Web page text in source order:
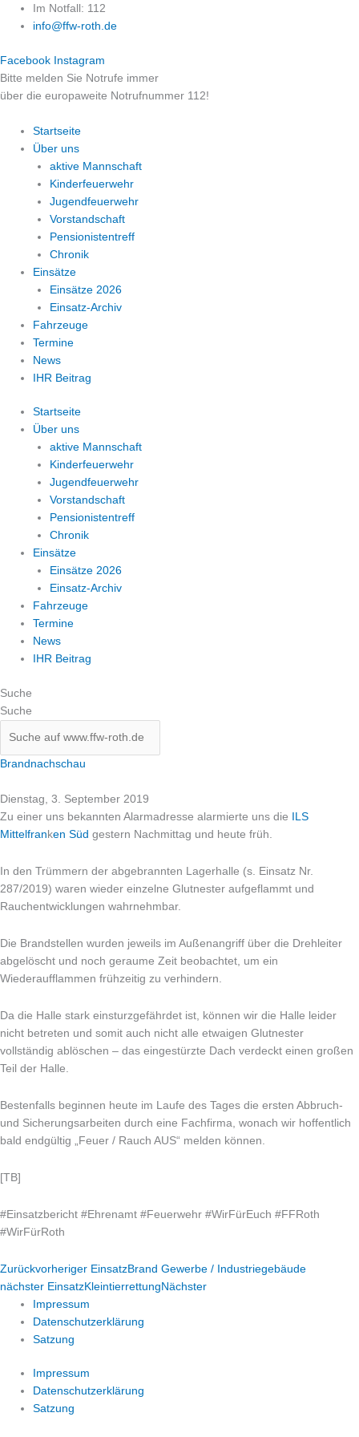
Zum
Inhalt
Im Notfall: 112
info@ffw-roth.de
Facebook Instagram
Bitte melden Sie Notrufe immer
über die europaweite Notrufnummer 112!
Startseite
Über uns
aktive Mannschaft
Kinderfeuerwehr
Jugendfeuerwehr
Vorstandschaft
Pensionistentreff
Chronik
Einsätze
Einsätze 2026
Einsatz-Archiv
Fahrzeuge
Termine
News
IHR Beitrag
Startseite
Über uns
aktive Mannschaft
Kinderfeuerwehr
Jugendfeuerwehr
Vorstandschaft
Pensionistentreff
Chronik
Einsätze
Einsätze 2026
Einsatz-Archiv
Fahrzeuge
Termine
News
IHR Beitrag
Suche
Suche
Brandnachschau
Dienstag, 3. September 2019
Zu einer uns bekannten Alarmadresse alarmierte uns die
ILS
Mittelfran ken Süd gestern Nachmittag und heute früh.
In den Trümmern der abgebrannten Lagerhalle (s. Einsatz Nr.
287/2019) waren wieder einzelne Glutnester aufgeflammt und
Rauchentwicklungen wahrnehmbar.
Die Brandstellen wurden jeweils im Außenangriff über die Drehleiter
abgelöscht und noch geraume Zeit beobachtet, um ein
Wiederaufflammen frühzeitig zu verhindern.
Da die Halle stark einsturzgefährdet ist, können wir die Halle leider
nicht betreten und somit auch nicht alle etwaigen Glutnester
vollständig ablöschen – das eingestürzte Dach verdeckt einen großen
Teil der Halle.
Bestenfalls beginnen heute im Laufe des Tages die ersten Abbruch-
und Sicherungsarbeiten durch eine Fachfirma, wonach wir hoffentlich
bald endgültig „Feuer / Rauch AUS“ melden können.
[TB]
#Einsatzbericht #Ehrenamt #Feuerwehr #WirFürEuch #FFRoth
#WirFürRoth
Zurückvorheriger EinsatzBrand Gewerbe / Industriegebäude
nächster EinsatzKleintierrettungNächster
Impressum
Datenschutzerklärung
Satzung
Impressum
Datenschutzerklärung
Satzung